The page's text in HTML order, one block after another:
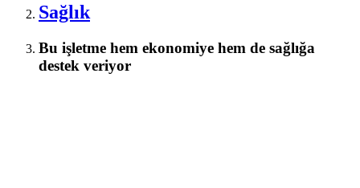
Sağlık
Bu işletme hem ekonomiye hem de sağlığa
destek veriyor